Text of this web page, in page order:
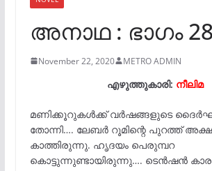
അനാഥ : ഭാഗം 28
November 22, 2020 METRO ADMIN
എഴുത്തുകാരി: നീലിമ
മണിക്കൂറുകൾക്ക് വർഷങ്ങളുടെ
തോന്നി…. ലേബർ റൂമിന്റെ പുറത്ത്
കാത്തിരുന്നു. ഹൃദയം പെരുമ്പറ
കൊട്ടുന്നുണ്ടായിരുന്നു…. ടെൻഷൻ